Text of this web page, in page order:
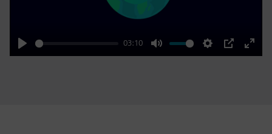
Play
03:10
Mute Settings
PIP
Enter